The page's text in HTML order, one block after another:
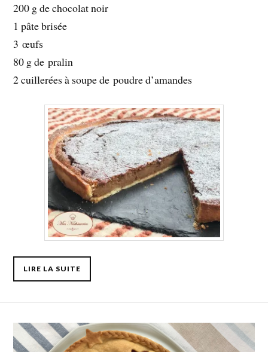
200 g de chocolat noir
1 pâte brisée
3 œufs
80 g de pralin
2 cuillerées à soupe de poudre d’amandes
LIRE LA SUITE